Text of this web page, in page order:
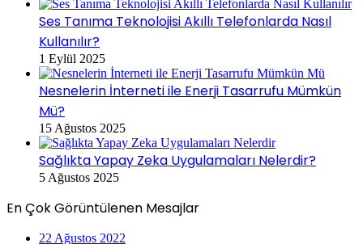
Ses Tanıma Teknolojisi Akıllı Telefonlarda Nasıl
Kullanılır?
1 Eylül 2025
Nesnelerin İnterneti ile Enerji Tasarrufu Mümkün
Mü?
15 Ağustos 2025
Sağlıkta Yapay Zeka Uygulamaları Nelerdir?
5 Ağustos 2025
En Çok Görüntülenen Mesajlar
22 Ağustos 2022